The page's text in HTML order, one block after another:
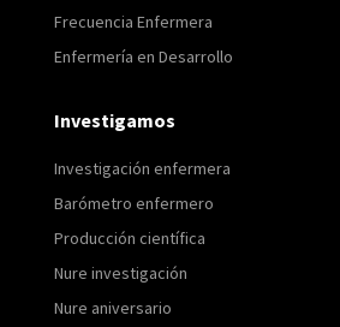
Frecuencia Enfermera
Enfermería en Desarrollo
Investigamos
Investigación enfermera
Barómetro enfermero
Producción científica
Nure investigación
Nure aniversario